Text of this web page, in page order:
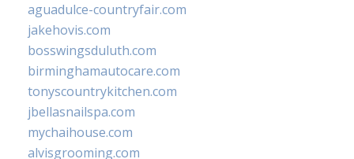
aguadulce-countryfair.com
jakehovis.com
bosswingsduluth.com
birminghamautocare.com
tonyscountrykitchen.com
jbellasnailspa.com
mychaihouse.com
alvisgrooming.com